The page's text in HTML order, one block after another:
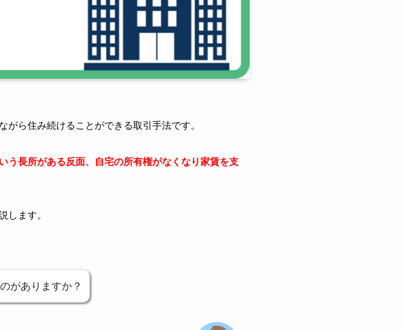
ら住み続けることができる取引手法です。
う長所がある反面、自宅の所有権がなくなり家賃を支
します。
がありますか？